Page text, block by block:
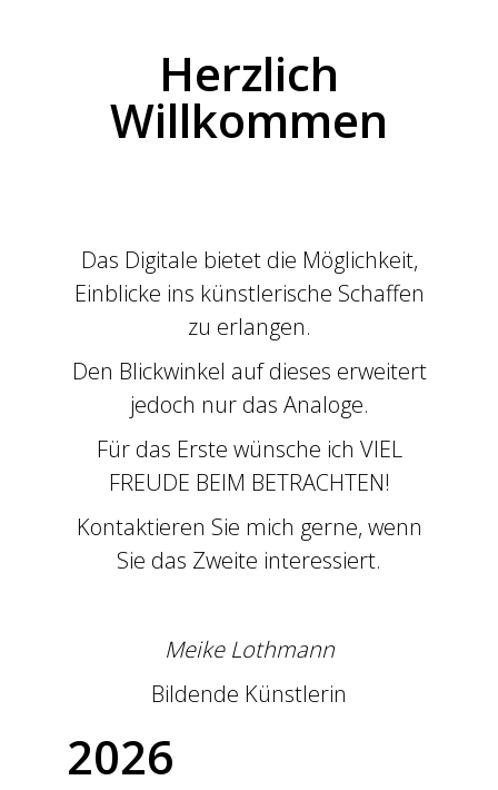
Herzlich
Willkommen
Das Digitale bietet die Möglichkeit,
Einblicke ins künstlerische Schaffen
zu erlangen.
Den Blickwinkel auf dieses erweitert
jedoch nur das Analoge.
Für das Erste wünsche ich VIEL
FREUDE BEIM BETRACHTEN!
Kontaktieren Sie mich gerne, wenn
Sie das Zweite interessiert.
Meike Lothmann
Bildende Künstlerin
2026